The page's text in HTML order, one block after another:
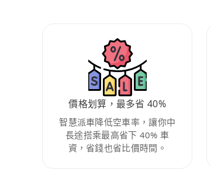
價格划算，最多省 40%
智慧派車降低空車率，讓你中
長途搭乘最高省下 40% 車
資，省錢也省比價時間。